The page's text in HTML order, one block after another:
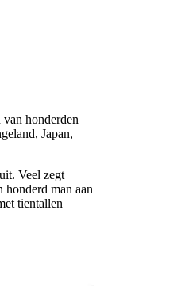
honderden
Japan,
Veel zegt
honderd man aan
tientallen